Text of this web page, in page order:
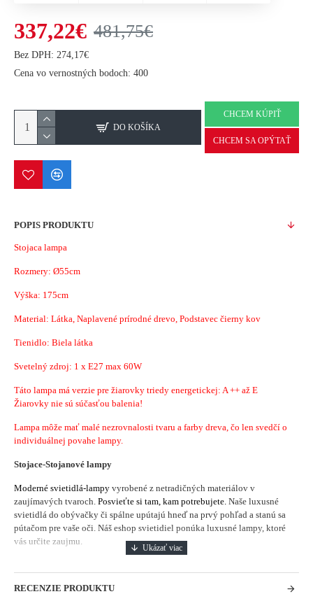
337,22€ 481,75€
Bez DPH: 274,17€
Cena vo vernostných bodoch: 400
DO KOŠÍKA
CHCEM KÚPIŤ
CHCEM SA OPÝTAŤ
POPIS PRODUKTU
Stojaca lampa
Rozmery: Ø55cm
Výška: 175cm
Material: Látka, Naplavené prírodné drevo, Podstavec čierny kov
Tienidlo: Biela látka
Svetelný zdroj: 1 x E27 max 60W
Táto lampa má verzie pre žiarovky triedy energetickej: A ++ až E
Žiarovky nie sú súčasťou balenia!
Lampa môže mať malé nezrovnalosti tvaru a farby dreva, čo len svedčí o
individuálnej povahe lampy.
Stojace-Stojanové lampy
Moderné svietidlá-lampy vyrobené z netradičných materiálov v
zaujímavých tvaroch. Posvieťte si tam, kam potrebujete. Naše luxusné
svietidlá do obývačky či spálne upútajú hneď na prvý pohľad a stanú sa
pútačom pre vaše oči. Náš eshop svietidiel ponúka luxusné lampy, ktoré
vás určite zaujmu.
RECENZIE PRODUKTU